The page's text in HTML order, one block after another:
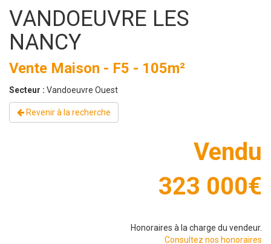
VANDOEUVRE LES
NANCY
Vente Maison - F5 - 105m²
Secteur : Vandoeuvre Ouest
Revenir à la recherche
Vendu
323 000€
Honoraires à la charge du vendeur.
Consultez nos honoraires